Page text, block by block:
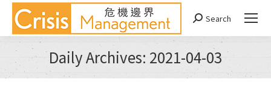
Search:
Search
Daily Archives: 2021-04-03
You are here: